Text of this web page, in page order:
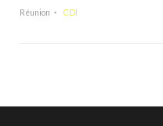
Réunion CDI